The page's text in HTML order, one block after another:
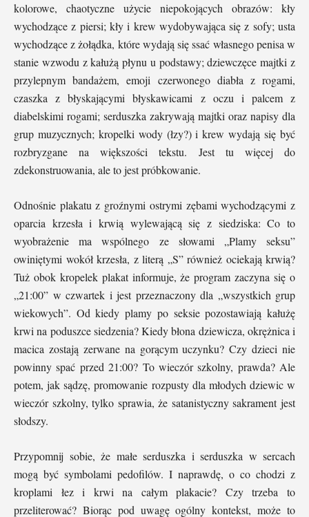
kolorowe, chaotyczne użycie niepokojących obrazów: kły
wychodzące z piersi; kły i krew wydobywająca się z sofy; usta
wychodzące z żołądka, które wydają się ssać własnego penisa w
stanie wzwodu z kałużą płynu u podstawy; dziewczęce majtki z
przylepnym bandażem, emoji czerwonego diabła z rogami,
czaszka z błyskającymi błyskawicami z oczu i palcem z
diabelskimi rogami; serduszka zakrywają majtki oraz napisy dla
grup muzycznych; kropelki wody (łzy?) i krew wydają się być
rozbryzgane na większości tekstu. Jest tu więcej do
zdekonstruowania, ale to jest próbkowanie.
Odnośnie plakatu z groźnymi ostrymi zębami wychodzącymi z
oparcia krzesła i krwią wylewającą się z siedziska: Co to
wyobrażenie ma wspólnego ze słowami „Plamy seksu”
owiniętymi wokół krzesła, z literą „S” również ociekają krwią?
Tuż obok kropelek plakat informuje, że program zaczyna się o
„21:00” w czwartek i jest przeznaczony dla „wszystkich grup
wiekowych”. Od kiedy plamy po seksie pozostawiają kałużę
krwi na poduszce siedzenia? Kiedy błona dziewicza, okrężnica i
macica zostają zerwane na gorącym uczynku? Czy dzieci nie
powinny spać przed 21:00? To wieczór szkolny, prawda? Ale
potem, jak sądzę, promowanie rozpusty dla młodych dziewic w
wieczór szkolny, tylko sprawia, że ​​satanistyczny sakrament jest
słodszy.
Przypomnij sobie, że małe serduszka i serduszka w sercach
mogą być symbolami pedofilów. I naprawdę, o co chodzi z
kroplami łez i krwi na całym plakacie? Czy trzeba to
przeliterować? Biorąc pod uwagę ogólny kontekst, może to